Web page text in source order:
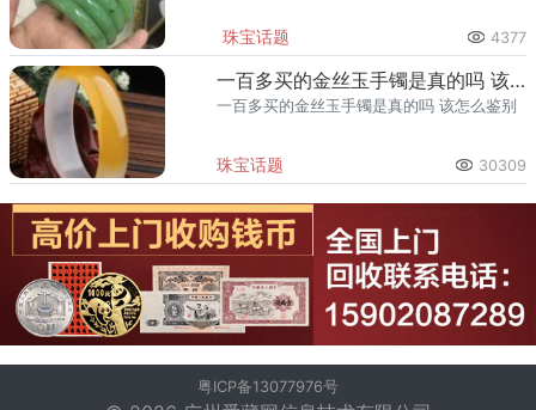
珠宝话题 4377
一百多买的金丝玉手镯是真的吗 该怎么鉴别
一百多买的金丝玉手镯是真的吗 该怎么鉴别
珠宝话题 30309
粤ICP备13077976号